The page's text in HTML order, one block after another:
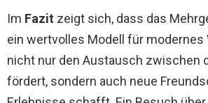
Im Fazit zeigt sich, dass das
ein wertvolles Modell für modernes
nicht nur den Austausch zwischen
fördert, sondern auch neue